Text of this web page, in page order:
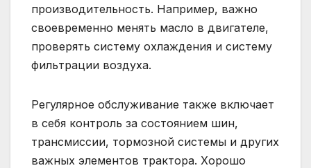
производительность. Например, важно
своевременно менять масло в двигателе,
проверять систему охлаждения и систему
фильтрации воздуха.
Регулярное обслуживание также включает
в себя контроль за состоянием шин,
трансмиссии, тормозной системы и других
важных элементов трактора. Хорошо